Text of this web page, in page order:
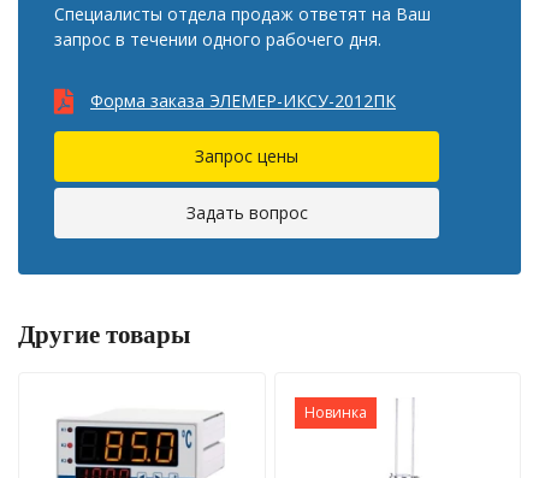
Специалисты отдела продаж ответят на Ваш
запрос в течении одного рабочего дня.
Форма заказа ЭЛЕМЕР-ИКСУ-2012ПК
Запрос цены
Задать вопрос
Другие товары
Новинка